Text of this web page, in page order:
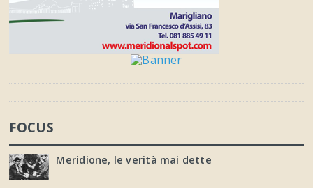
FOCUS
Meridione, le verità mai dette